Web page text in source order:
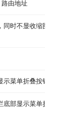
由地址
同时不显收缩图标
菜单折叠按钮
部显示菜单折叠